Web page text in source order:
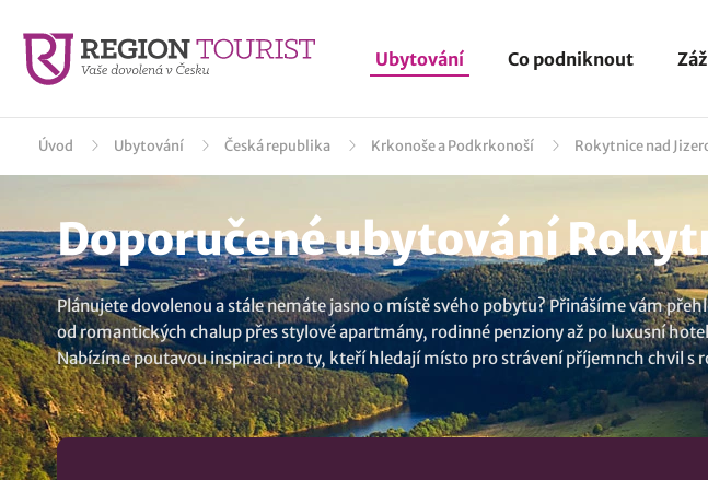
Ubytování Co podniknout
Úvod Ubytování Česká republika Krkonoše a Podkrkonoší Rokytnice nad
Doporučené ubytování
Plánujete dovolenou a stále nemáte jasno o místě svého pobytu? Přinášíme vám
od romantických chalup přes stylové apartmány, rodinné penziony až po luxusní
Nabízíme poutavou inspiraci pro ty, kteří hledají místo pro strávení příjemnch chvil s
od každodenního ruchu. Získejte výhodné nabídky přímo od majitelů a
byste museli slevit z kvality vašeho pobytu. Objevte s námi možnosti, kde se
polopenzí nebo bez stravy. Záleží jen na preferencích každého hosta. Už teď se